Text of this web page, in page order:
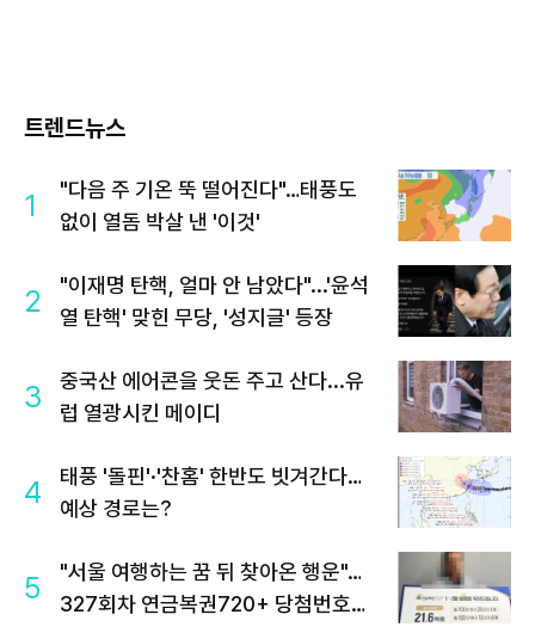
트렌드뉴스
1
"다음 주 기온 뚝 떨어진다"…태풍도
없이 열돔 박살 낸 '이것'
2
"이재명 탄핵, 얼마 안 남았다"...'윤석
열 탄핵' 맞힌 무당, '성지글' 등장
3
중국산 에어콘을 웃돈 주고 산다...유
럽 열광시킨 메이디
4
태풍 '돌핀'·'찬홈' 한반도 빗겨간다…
예상 경로는?
5
"서울 여행하는 꿈 뒤 찾아온 행운"…
327회차 연금복권720+ 당첨번호조